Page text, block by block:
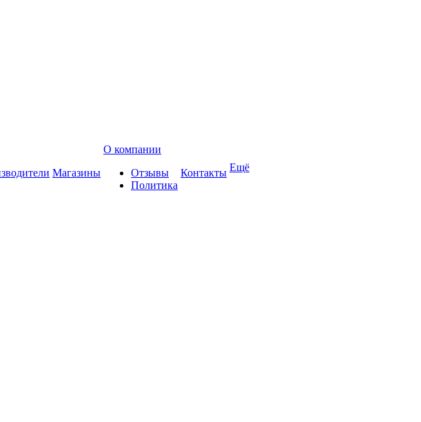
Магазины
О компании
Отзывы
Политика
Контакты Ещё